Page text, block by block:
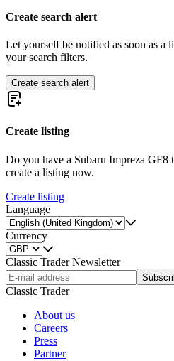
Create search alert
Let yourself be notified as soon as a
your search filters.
Create search alert
Create listing
Do you have a Subaru Impreza GF8
create a listing now.
Create listing
Language
Currency
Classic Trader Newsletter
Classic Trader
About us
Careers
Press
Partner